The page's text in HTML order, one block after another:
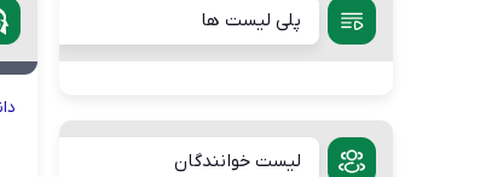
پلی لیست ها
لیست خوانندگان